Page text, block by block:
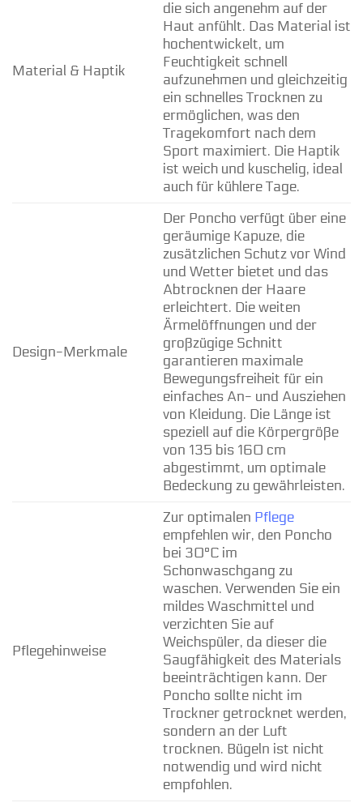
Material & Haptik
die sich angenehm auf der
Haut anfühlt. Das Material ist
hochentwickelt, um
Feuchtigkeit schnell
aufzunehmen und gleichzeitig
ein schnelles Trocknen zu
ermöglichen, was den
Tragekomfort nach dem
Sport maximiert. Die Haptik
ist weich und kuschelig, ideal
auch für kühlere Tage.
Design-Merkmale
Der Poncho verfügt über eine
geräumige Kapuze, die
zusätzlichen Schutz vor Wind
und Wetter bietet und das
Abtrocknen der Haare
erleichtert. Die weiten
Ärmelöffnungen und der
großzügige Schnitt
garantieren maximale
Bewegungsfreiheit für ein
einfaches An- und Ausziehen
von Kleidung. Die Länge ist
speziell auf die Körpergröße
von 135 bis 160 cm
abgestimmt, um optimale
Bedeckung zu gewährleisten.
Pflegehinweise
Zur optimalen Pflege
empfehlen wir, den Poncho
bei 30°C im
Schonwaschgang zu
waschen. Verwenden Sie ein
mildes Waschmittel und
verzichten Sie auf
Weichspüler, da dieser die
Saugfähigkeit des Materials
beeinträchtigen kann. Der
Poncho sollte nicht im
Trockner getrocknet werden,
sondern an der Luft
trocknen. Bügeln ist nicht
notwendig und wird nicht
empfohlen.